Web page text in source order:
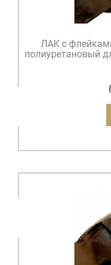
ЛАК c
полиуретановый